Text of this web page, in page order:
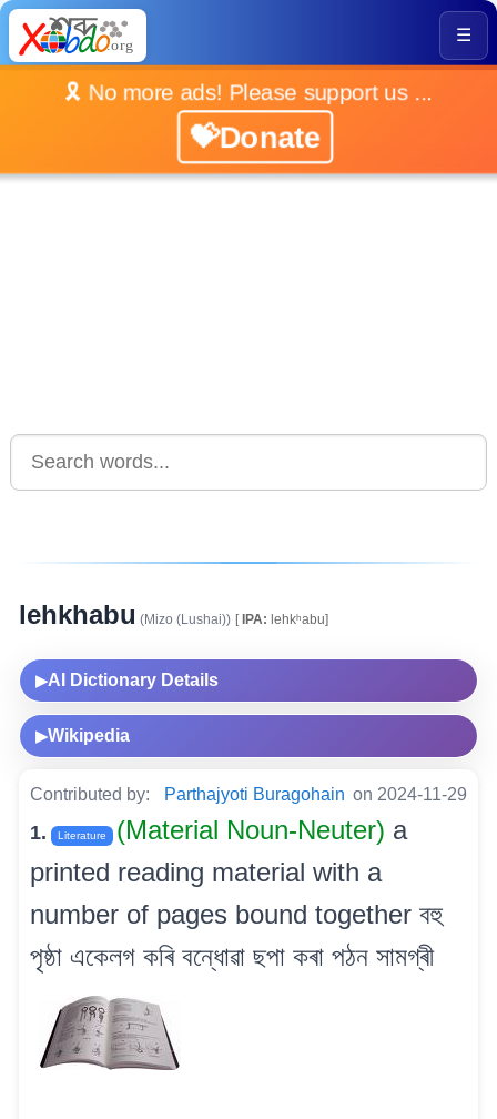
☰
🎗️ No more ads! Please support us ...
💝Donate
lehkhabu (Mizo (Lushai)) [IPA: lehkʰabu]
▶AI Dictionary Details
▶Wikipedia
Contributed by: Parthajyoti Buragohain on 2024-11-29
1. Literature (Material Noun-Neuter) a
printed reading material with a
number of pages bound together বহু
পৃষ্ঠা একেলগ কৰি বন্ধোৱা ছপা কৰা পঠন সামগ্ৰী